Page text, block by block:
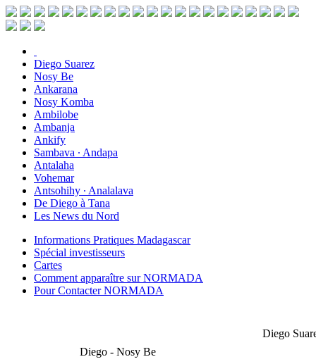
Diego Suarez
Nosy Be
Ankarana
Nosy Komba
Ambilobe
Ambanja
Ankify
Sambava ∙ Andapa
Antalaha
Vohemar
Antsohihy ∙ Analalava
De Diego à Tana
Les News du Nord
Informations Pratiques Madagascar
Spécial investisseurs
Cartes
Comment apparaître sur NORMADA
Pour Contacter NORMADA
Diego
Diego - Nosy Be